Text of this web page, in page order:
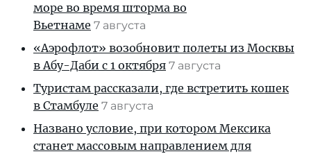
море во время шторма во
Вьетнаме 7 августа
«Аэрофлот» возобновит полеты из Москвы
в Абу-Даби с 1 октября 7 августа
Туристам рассказали, где встретить кошек
в Стамбуле 7 августа
Названо условие, при котором Мексика
станет массовым направлением для